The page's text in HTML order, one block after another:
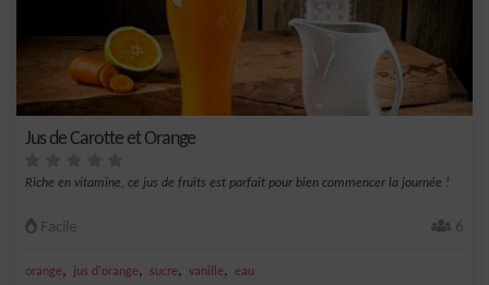
Jus de Carotte et Orange
Riche en vitamine, ce jus de fruits est parfait pour bien commencer la journée !
Facile 6
orange, jus d'orange, sucre, vanille, eau